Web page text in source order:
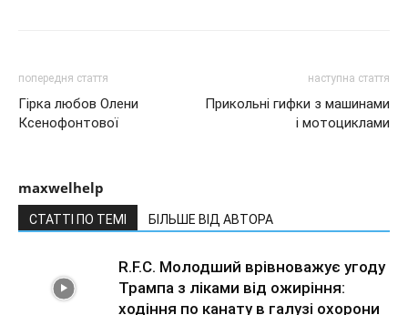
попередня стаття
Гірка любов Олени
Ксенофонтової
наступна стаття
Прикольні гифки з машинами
і мотоциклами
maxwelhelp
СТАТТІ ПО ТЕМІ БІЛЬШЕ ВІД АВТОРА
R.F.C. Молодший врівноважує угоду
Трампа з ліками від ожиріння:
ходіння по канату в галузі охорони